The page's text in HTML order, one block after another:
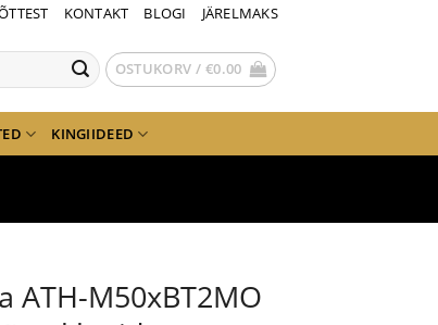
KONTAKT BLOGI JÄRELMAKS
OSTUKORV / €0.00
KINGIIDEED
ATH-M50xBT2MO